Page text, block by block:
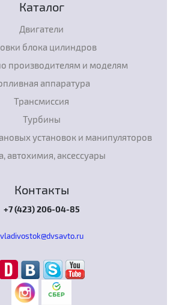
Каталог
Двигатели
блока цилиндров
производителям и моделям
аппаратура
Трансмиссия
Турбины
установок и манипуляторов
автохимия, аксессуары
Контакты
+7 (423) 206-04-85
vladivostok@dvsavto.ru